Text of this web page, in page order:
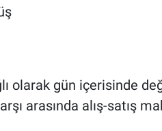
olarak gün içerisinde
arasında alış-satış